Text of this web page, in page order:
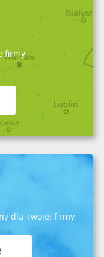
firmy
dla Twojej firmy